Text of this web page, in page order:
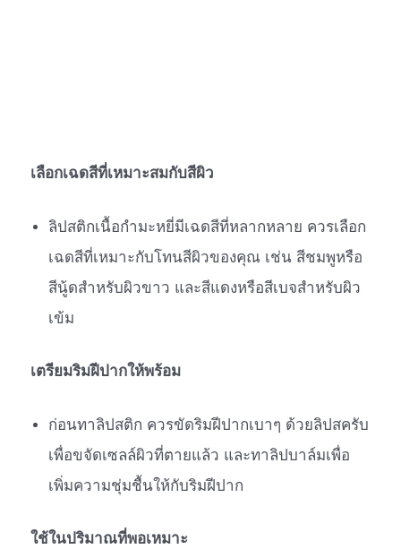
เลือกเฉดสีที่เหมาะสมกับสีผิว
ลิปสติกเนื้อกำมะหยี่มีเฉดสีที่หลากหลาย ควรเลือก
เฉดสีที่เหมาะกับโทนสีผิวของคุณ เช่น สีชมพูหรือ
สีนู้ดสำหรับผิวขาว และสีแดงหรือสีเบจสำหรับผิว
เข้ม
เตรียมริมฝีปากให้พร้อม
ก่อนทาลิปสติก ควรขัดริมฝีปากเบาๆ ด้วยลิปสครับ
เพื่อขจัดเซลล์ผิวที่ตายแล้ว และทาลิปบาล์มเพื่อ
เพิ่มความชุ่มชื้นให้กับริมฝีปาก
ใช้ในปริมาณที่พอเหมาะ